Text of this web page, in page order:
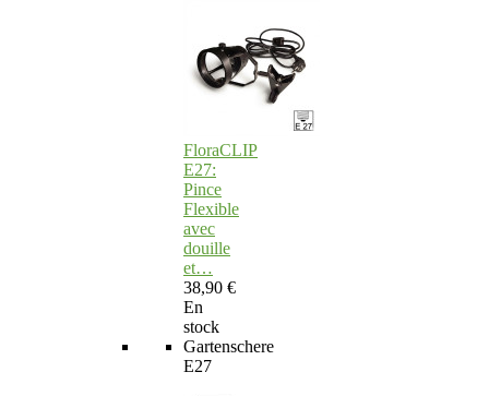
FloraCLIP
E27:
Pince
Flexible
avec
douille
et…
38,90 €
En
stock
Gartenschere
E27